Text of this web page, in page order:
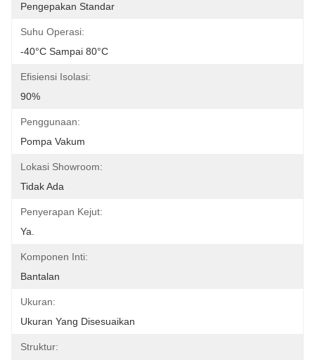
Pengepakan Standar
Suhu Operasi:
-40°C Sampai 80°C
Efisiensi Isolasi:
90%
Penggunaan:
Pompa Vakum
Lokasi Showroom:
Tidak Ada
Penyerapan Kejut:
Ya.
Komponen Inti:
Bantalan
Ukuran:
Ukuran Yang Disesuaikan
Struktur: